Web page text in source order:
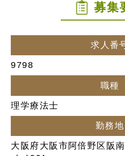
募集
求人番
9798
職種
理学療法士
勤務地
大阪府大阪市阿倍野区阪